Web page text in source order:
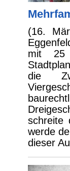
(16.
mit 25
die
schreite
werde
dieser